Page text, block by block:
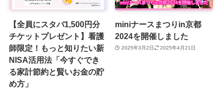
【全員にスタバ1,500円分
チケットプレゼント】看護
師限定！もっと知りたい新
NISA活用法「今すぐでき
る家計節約と賢いお金の貯
め方」
miniナースまつりin京都
2024を開催しました
2025年3月2日 2025年4月21日